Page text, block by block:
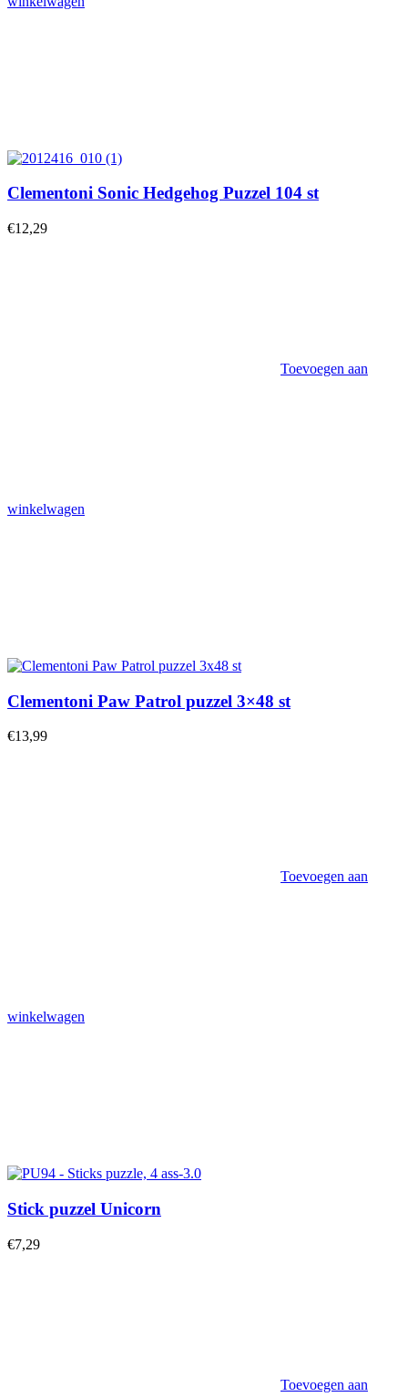
Clementoni Sonic Hedgehog Puzzel 104 st
€12,29
Toevoegen aan
winkelwagen
Clementoni Paw Patrol puzzel 3×48 st
€13,99
Toevoegen aan
winkelwagen
Stick puzzel Unicorn
€7,29
Toevoegen aan